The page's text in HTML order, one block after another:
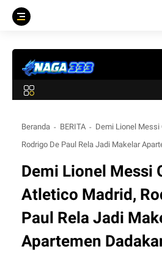
Beranda BERITA
Demi Lionel Messi
Rodrigo De Paul Rela Jadi Makelar
Demi Lionel Messi
Atletico Madrid,
Paul Rela Jadi
Apartemen